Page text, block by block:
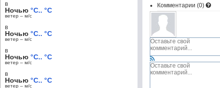
Комментарии (0)
в
Ночью °C.. °C
ветер – м/c
в
Ночью °C.. °C
ветер – м/c
в
Ночью °C.. °C
ветер – м/c
в
Ночью °C.. °C
ветер – м/c